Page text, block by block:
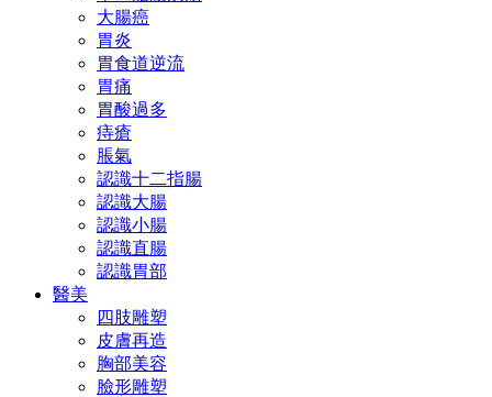
大腸癌
胃炎
胃食道逆流
胃痛
胃酸過多
痔瘡
脹氣
認識十二指腸
認識大腸
認識小腸
認識直腸
認識胃部
醫美
四肢雕塑
皮膚再造
胸部美容
臉形雕塑